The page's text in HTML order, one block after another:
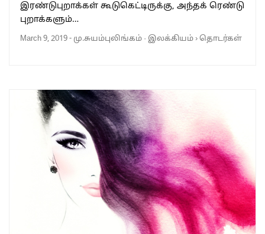
இரண்டுபுறாக்கள் கூடுகெட்டிருக்கு, அந்தக் ரெண்டு
புறாக்களும்…
March 9, 2019- மு.சுயம்புலிங்கம் · இலக்கியம்›தொடர்கள்